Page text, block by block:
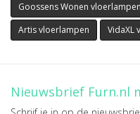
Goossens Wonen vloerlampen
Artis vloerlampen
VidaXL
Nieuwsbrief Furn.nl